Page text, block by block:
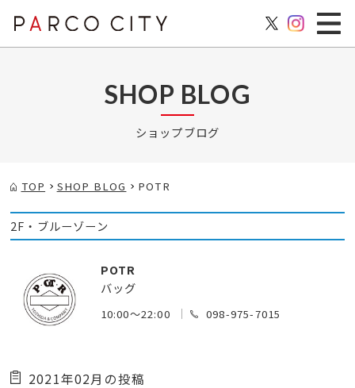
SHOP BLOG
ショップブログ
TOP SHOP BLOG POTR
2F・ブルーゾーン
POTR
バッグ
10:00～22:00 098-975-7015
2021年02月の投稿